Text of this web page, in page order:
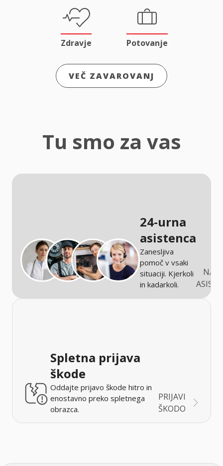
Zdravje Potovanje
VEČ ZAVAROVANJ
Tu smo za vas
24-urna
asistenca
Zanesljiva
pomoč v vsaki
situaciji. Kjerkoli
in kadarkoli.
Spletna prijava
škode
Oddajte prijavo škode hitro in
enostavno preko spletnega
obrazca.
PRIJAVI
ŠKODO